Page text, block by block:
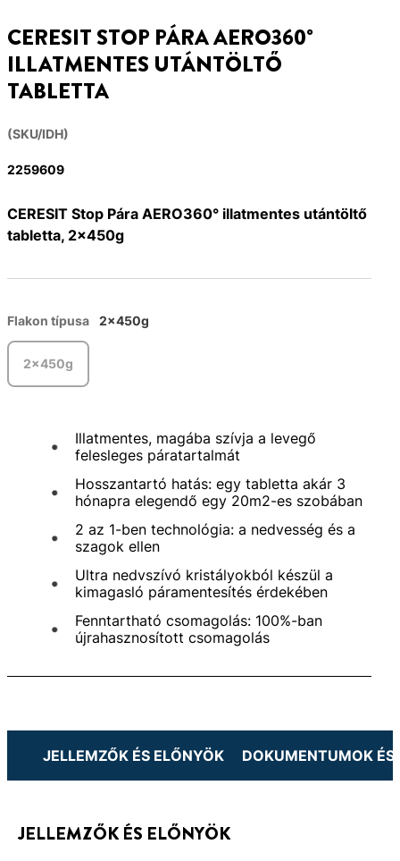
CERESIT STOP PÁRA AERO360°
ILLATMENTES UTÁNTÖLTŐ
TABLETTA
(SKU/IDH)
2259609
CERESIT Stop Pára AERO360° illatmentes utántöltő
tabletta, 2x450g
Flakon típusa 2x450g
2x450g
Illatmentes, magába szívja a levegő
felesleges páratartalmát
Hosszantartó hatás: egy tabletta akár 3
hónapra elegendő egy 20m2-es szobában
2 az 1-ben technológia: a nedvesség és a
szagok ellen
Ultra nedvszívó kristályokból készül a
kimagasló páramentesítés érdekében
Fenntartható csomagolás: 100%-ban
újrahasznosított csomagolás
JELLEMZŐK ÉS ELŐNYÖK DOKUMENTUMOK ÉS
JELLEMZŐK ÉS ELŐNYÖK